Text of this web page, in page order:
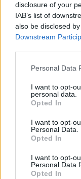
disclosure of your
IAB’s list of
also be disclosed
Downstream
Please note that
not limited to your
grant or deny
use your data for
consent section.
Personal Data
I want to opt-
personal data.
Opted In
I want to opt-
Personal Data.
Opted In
I want to opt-
Personal Data
Opted In
#KÜLFÖLD #
GGYILKOSSÁG